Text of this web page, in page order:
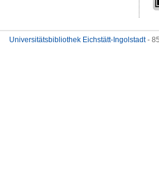
Universitätsbibliothek Eichstätt-Ingolstadt-